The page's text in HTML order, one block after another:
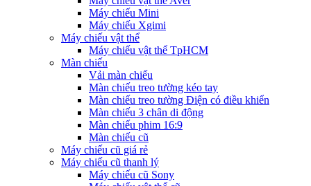
Máy chiếu Mini
Máy chiếu Xgimi
Máy chiếu vật thể
Máy chiếu vật thể TpHCM
Màn chiếu
Vải màn chiếu
Màn chiếu treo tường kéo tay
Màn chiếu treo tường Điện có điều khiển
Màn chiếu 3 chân di động
Màn chiếu phim 16:9
Màn chiếu cũ
Máy chiếu cũ giá rẻ
Máy chiếu cũ thanh lý
Máy chiếu cũ Sony